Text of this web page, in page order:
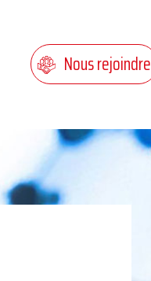
Nous rejoindre